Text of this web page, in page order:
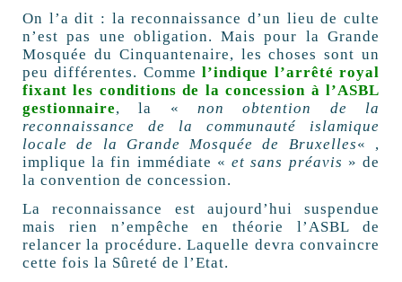
On l’a dit : la reconnaissance d’un lieu de culte
n’est pas une obligation. Mais pour la Grande
Mosquée du Cinquantenaire, les choses sont un
peu différentes. Commel’indique l’arrêté royal
fixant les conditions de la concession à l’ASBL
gestionnaire, la « non obtention de la
reconnaissance de la communauté islamique
locale de la Grande Mosquée de Bruxelles« ,
implique la fin immédiate «et sans préavis » de
la convention de concession.
La reconnaissance est aujourd’hui suspendue
mais rien n’empêche en théorie l’ASBL de
relancer la procédure. Laquelle devra convaincre
cette fois la Sûreté de l’Etat.